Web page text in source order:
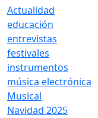
Actualidad
educación
entrevistas
festivales
instrumentos
música electrónica
Musical
Navidad 2025